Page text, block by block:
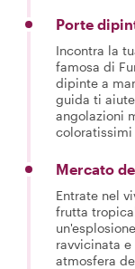
Porte
Incontra la
famosa di
dipinte a
guida ti
angolazioni
coloratissimi
Mercato
Entrate nel
frutta
ravvicinata
atmosfera